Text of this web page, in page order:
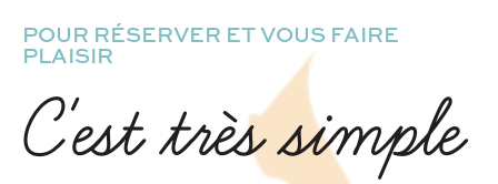
POUR RÉSERVER ET VOUS FAIRE
PLAISIR
C'est très simple